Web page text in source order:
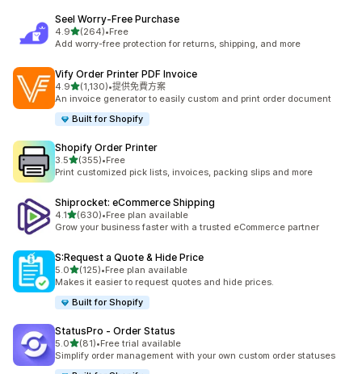
Seel Worry‑Free Purchase
4.9滿分 5 顆星
(264)
共有 264 則評價
•Free
Add worry-free protection for returns, shipping, and more
Vify Order Printer PDF Invoice
4.9滿分 5 顆星
(1,130)
共有 1130 則評價
•提供免費方案
An invoice generator to easily custom and print order document
Built for Shopify
Shopify Order Printer
3.5滿分 5 顆星
(355)
共有 355 則評價
•Free
Print customized pick lists, invoices, packing slips and more
Shiprocket: eCommerce Shipping
4.1滿分 5 顆星
(630)
共有 630 則評價
•Free plan available
Grow your business faster with a trusted eCommerce partner
S:Request a Quote & Hide Price
5.0滿分 5 顆星
(125)
共有 125 則評價
•Free plan available
Makes it easier to request quotes and hide prices.
Built for Shopify
StatusPro ‑ Order Status
5.0滿分 5 顆星
(81)
共有 81 則評價
•Free trial available
Simplify order management with your own custom order statuses